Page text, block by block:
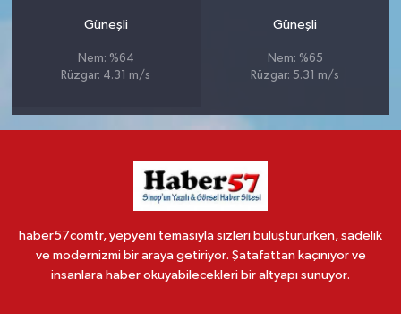
Güneşli
Nem: %64
Rüzgar: 4.31 m/s
Güneşli
Nem: %65
Rüzgar: 5.31 m/s
haber57comtr, yepyeni temasıyla sizleri buluştururken, sadelik
ve modernizmi bir araya getiriyor. Şatafattan kaçınıyor ve
insanlara haber okuyabilecekleri bir altyapı sunuyor.